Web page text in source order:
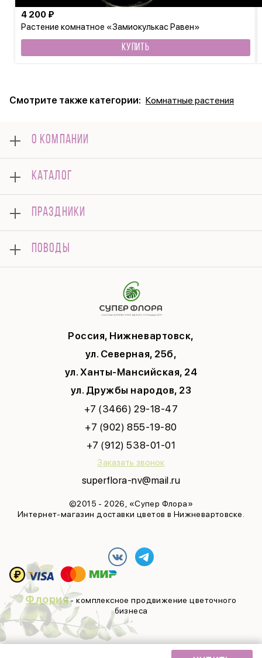
Растение комнатное «Замиокулькас Равен»
4 200 ₽
КУПИТЬ
Смотрите также категории: Комнатные растения
Россия, Нижневартовск,
ул. Северная, 25б,
ул. Ханты-Мансийская, 24
ул. Дружбы народов, 23
+7 (3466) 29-18-47
+7 (902) 855-19-80
+7 (912) 538-01-01
Заказать звонок
superflora-nv@mail.ru
©2015 - 2026, «Супер Флора»
Интернет-магазин доставки цветов в Нижневартовске.
О КОМПАНИИ
Оплата
Отзывы
Гарантии
Доставка
Корпоративным клиентам
Вопросы и ответы
Политика конфиденциальности
Соглашение на рекламу
КАТАЛОГ
Розы
Композиции
Комнатные
Подарки
Открытки
ПРАЗДНИКИ
14 февраля
День Матери
ПОВОДЫ
Флория- комплексное продвижение цветочного
бизнеса